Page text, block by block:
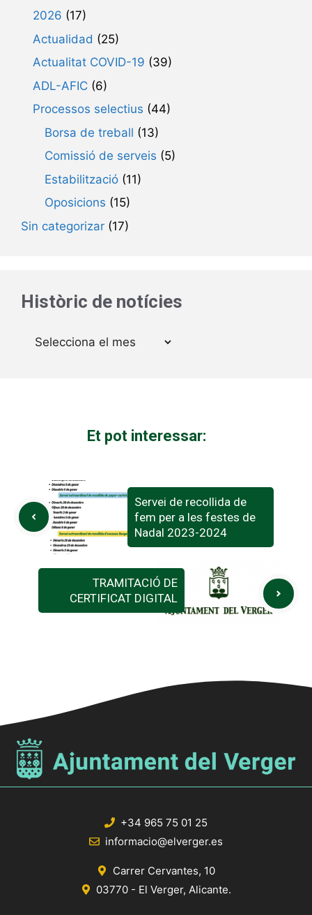
2026 (17)
Actualidad (25)
Actualitat COVID-19 (39)
ADL-AFIC (6)
Processos selectius (44)
Borsa de treball (13)
Comissió de serveis (5)
Estabilització (11)
Oposicions (15)
Sin categorizar (17)
Històric de notícies
Arxius
Et pot interessar:
Servei de recollida de
fem per a les festes de
Nadal 2023-2024
TRAMITACIÓ DE
CERTIFICAT DIGITAL
+34 965 75 01 25
informacio@elverger.es
Carrer Cervantes, 10
03770 - El Verger, Alicante.